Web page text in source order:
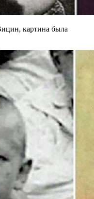
картина была